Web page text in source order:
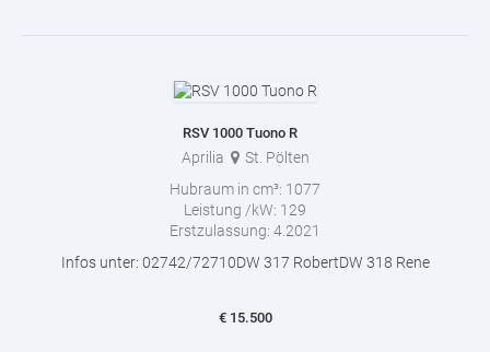
RSV 1000 Tuono R
Aprilia
St. Pölten
Hubraum in cm³: 1077
Leistung /kW: 129
Erstzulassung: 4.2021
Infos unter: 02742/72710DW 317 RobertDW 318 Rene
€ 15.500